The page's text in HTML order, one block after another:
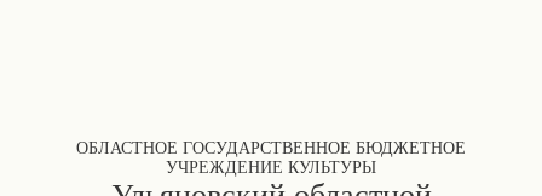
ОБЛАСТНОЕ ГОСУДАРСТВЕННОЕ БЮДЖЕТНОЕ
УЧРЕЖДЕНИЕ КУЛЬТУРЫ